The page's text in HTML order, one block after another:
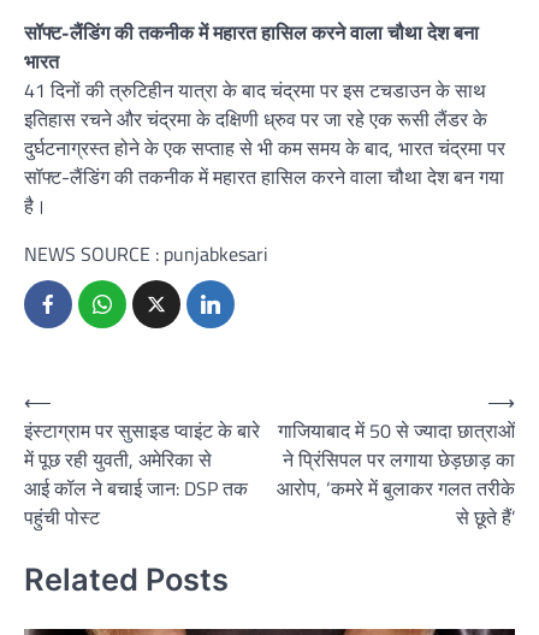
सॉफ्ट-लैंडिंग की तकनीक में महारत हासिल करने वाला चौथा देश बना
भारत
41 दिनों की त्रुटिहीन यात्रा के बाद चंद्रमा पर इस टचडाउन के साथ
इतिहास रचने और चंद्रमा के दक्षिणी ध्रुव पर जा रहे एक रूसी लैंडर के
दुर्घटनाग्रस्त होने के एक सप्ताह से भी कम समय के बाद, भारत चंद्रमा पर
सॉफ्ट-लैंडिंग की तकनीक में महारत हासिल करने वाला चौथा देश बन गया
है।
NEWS SOURCE : punjabkesari
Post
navigation
⟵
इंस्टाग्राम पर सुसाइड प्वाइंट के बारे
में पूछ रही युवती, अमेरिका से
आई कॉल ने बचाई जान: DSP तक
पहुंची पोस्ट
गाजियाबाद में 50 से ज्यादा छात्राओं
ने प्रिंसिपल पर लगाया छेड़छाड़ का
आरोप, ‘कमरे में बुलाकर गलत तरीके
से छूते हैं’
⟶
Related Posts